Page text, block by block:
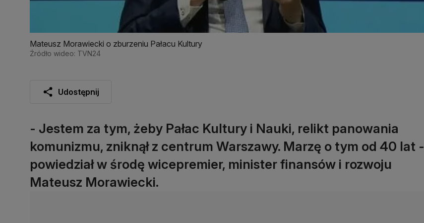
Mateusz Morawiecki o zburzeniu Pałacu Kultury
Źródło wideo: TVN24
Udostępnij
- Jestem za tym, żeby Pałac Kultury i Nauki, relikt panowania
komunizmu, zniknął z centrum Warszawy. Marzę o tym od 40 lat -
powiedział w środę wicepremier, minister finansów i rozwoju
Mateusz Morawiecki.